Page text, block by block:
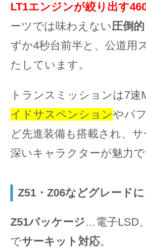
LT1エンジンが絞り出す
ーツでは味わえない圧倒
ずか4秒台前半と、公道用
たしています。
トランスミッションは7速
イドサスペンションやパ
ど先進装備も搭載され、
深いキャラクターが魅力で
Z51・Z06などグレード
Z51パッケージ…電子LSD
でサーキット対応。